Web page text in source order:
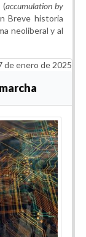
(accumulation by
Breve historia
neoliberal y al
de enero de 2025